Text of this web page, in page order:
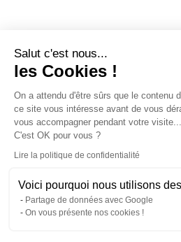
KIT
Salut c'est nous...
les Cookies !
On a attendu d'être sûrs que le contenu
ce site vous intéresse avant de vous
vous accompagner pendant votre visite...
C'est OK pour vous ?
Lire la politique de confidentialité
Voici pourquoi nous utilisons
Partage de données avec Google
On vous présente nos cookies !